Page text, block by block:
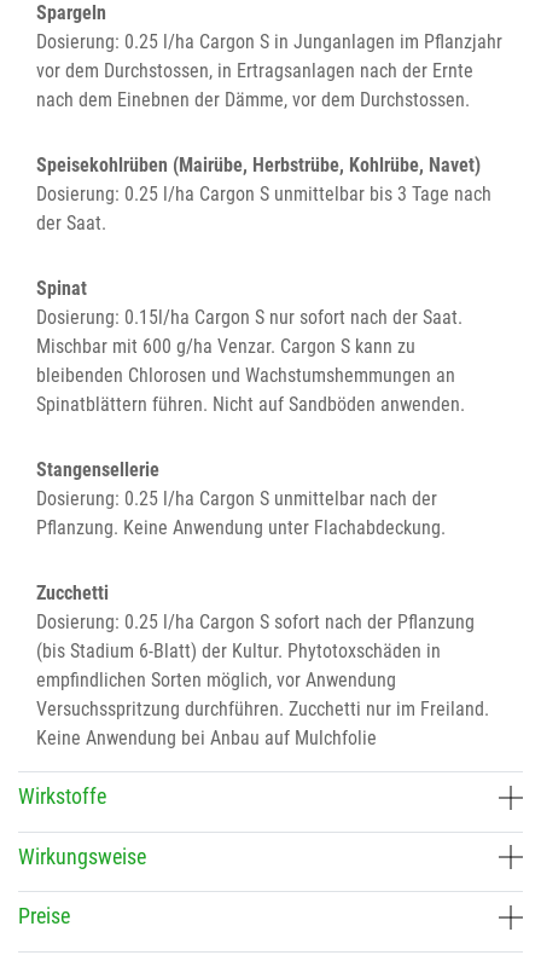
Spargeln
Dosierung: 0.25 l/ha Cargon S in Junganlagen im Pflanzjahr
vor dem Durchstossen, in Ertragsanlagen nach der Ernte
nach dem Einebnen der Dämme, vor dem Durchstossen.
Speisekohlrüben (Mairübe, Herbstrübe, Kohlrübe, Navet)
Dosierung: 0.25 l/ha Cargon S unmittelbar bis 3 Tage nach
der Saat.
Spinat
Dosierung: 0.15l/ha Cargon S nur sofort nach der Saat.
Mischbar mit 600 g/ha Venzar. Cargon S kann zu
bleibenden Chlorosen und Wachstumshemmungen an
Spinatblättern führen. Nicht auf Sandböden anwenden.
Stangensellerie
Dosierung: 0.25 l/ha Cargon S unmittelbar nach der
Pflanzung. Keine Anwendung unter Flachabdeckung.
Zucchetti
Dosierung: 0.25 l/ha Cargon S sofort nach der Pflanzung
(bis Stadium 6-Blatt) der Kultur. Phytotoxschäden in
empfindlichen Sorten möglich, vor Anwendung
Versuchsspritzung durchführen. Zucchetti nur im Freiland.
Keine Anwendung bei Anbau auf Mulchfolie
Wirkstoffe
Wirkungsweise
Preise